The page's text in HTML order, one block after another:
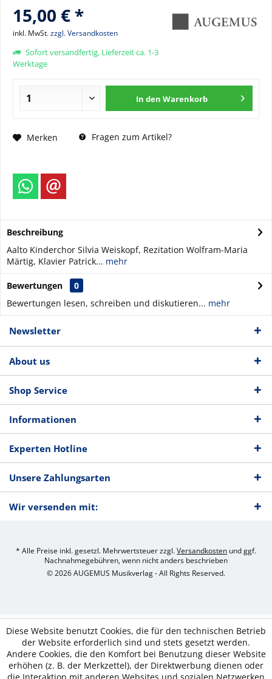
15,00 € *
inkl. MwSt.zzgl. Versandkosten
Sofort versandfertig, Lieferzeit ca. 1-3
Werktage
In den Warenkorb
Merken Fragen zum Artikel?
Beschreibung
Aalto Kinderchor Silvia Weiskopf, Rezitation Wolfram-Maria
Märtig, Klavier Patrick... mehr
Bewertungen
0
Bewertungen lesen, schreiben und diskutieren... mehr
Newsletter
About us
Shop Service
Informationen
Experten Hotline
Unsere Zahlungsarten
Wir versenden mit:
* Alle Preise inkl. gesetzl. Mehrwertsteuer zzgl.Versandkosten und ggf.
Nachnahmegebühren, wenn nicht anders beschrieben
© 2026 AUGEMUS Musikverlag - All Rights Reserved.
Diese Website benutzt Cookies, die für den technischen Betrieb
der Website erforderlich sind und stets gesetzt werden.
Andere Cookies, die den Komfort bei Benutzung dieser Website
erhöhen (z. B. der Merkzettel), der Direktwerbung dienen oder